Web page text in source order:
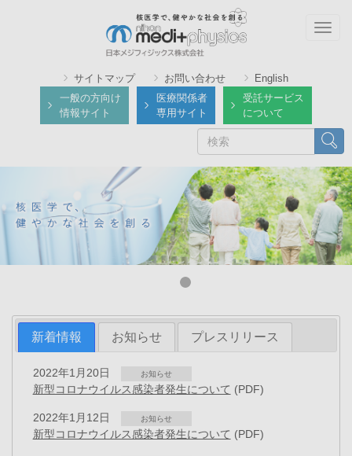
サイトマップ お問い合わせ
English
一般の方向け
情報サイト
医療関係者
専用サイト
受託サービス
について
検索
新着情報 お知らせ プレスリリース
2022年1月20日 お知らせ
新型コロナウイルス感染者発生について (PDF)
2022年1月12日 お知らせ
新型コロナウイルス感染者発生について (PDF)